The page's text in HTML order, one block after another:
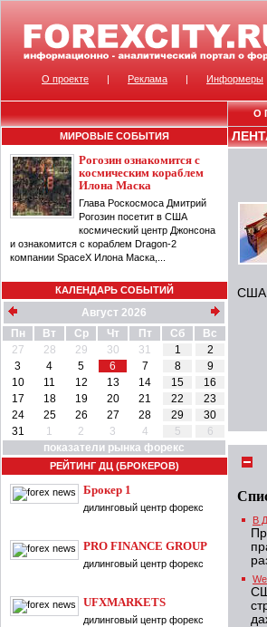
МИРОВЫЕ СОБЫТИЯ
Рогозин ознакомится с
космическим кораблем
Илона Маска
Глава Роскосмоса Дмитрий
Рогозин посетит в США
космический центр Джонсона
и ознакомится с кораблем Dragon-2
компании SpaceX Илона Маска,...
КАЛЕНДАРЬ СОБЫТИЙ
Август 2026
Пн
Вт Ср Чт Пт Сб
Вс
27
28 29 30 31 1
2
3
4 5 6 7 8
9
10
11 12 13 14 15
16
17
18 19 20 21 22
23
24
25 26 27 28 29
30
31
1 2 3 4 5
6
показатели рынка форекс
РЕЙТИНГ ДЦ (БРОКЕРОВ)
Брокер 1
дилинговый центр форекс
PRO FINANCE GROUP
дилинговый центр форекс
UFXMARKETS
дилинговый центр форекс
США
В
О проекте | Реклама | Информеры
О